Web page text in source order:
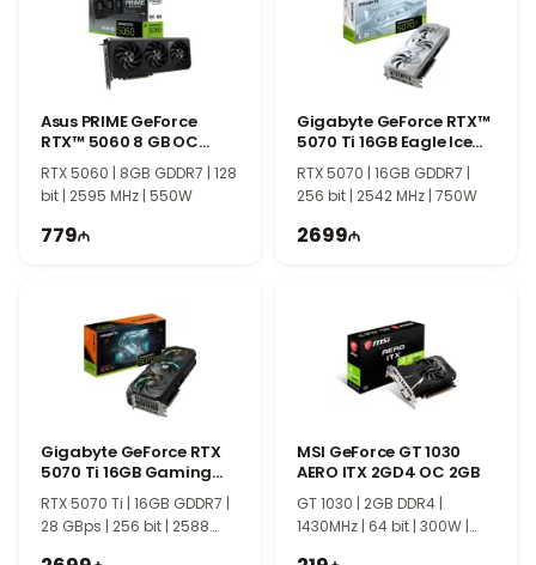
обеспечивая быструю обработку данных и оптимальную
производительность.
Частота 1710MHz и 128-битная шина памяти
частотой 1710MHz, обеспечивая высокую эффективность при
выполнении графических задач. 128-битная шина памяти
способствует быстрой передаче графических данных, повышая
приложениях.
мощностью 300W. Система охлаждения Gigabyte OC
помогает поддерживать оптимальную температуру и
обеспечивает стабильную производительность при длительном
использовании.
OC 4GB GV-N1650OC-4GD?
Gigabyte GeForce GTX 1650 OC 4GB GV-N1650OC-
4GD сочетает графический процессор GTX 1650, 4GB памяти
Asus PRIME GeForce
RTX™ 5060 8 GB OC
90YV0N10-M0NA00
RTX 5060 | 8GB GDDR7 | 128
bit | 2595 MHz | 550W
779
Gigabyte GeForce RTX™
5070 Ti 16GB Eagle Ice
SFF OC
RTX 5070 | 16GB GDDR7 |
256 bit | 2542 MHz | 750W
2699
Gigabyte GeForce RTX
5070 Ti 16GB Gaming
OC
RTX 5070 Ti | 16GB GDDR7 |
28 GBps | 256 bit | 2588
MSI GeForce GT 1030
AERO ITX 2GD4 OC 2GB
GT 1030 | 2GB DDR4 |
1430MHz | 64 bit | 300W |